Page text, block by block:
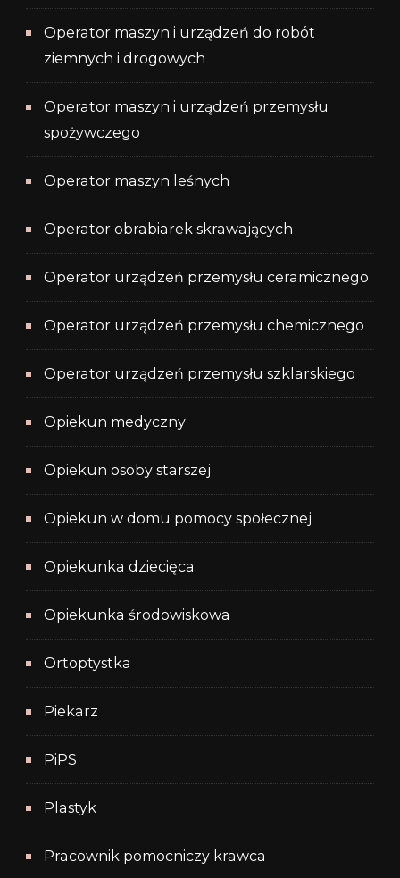
Operator maszyn i urządzeń do robót
ziemnych i drogowych
Operator maszyn i urządzeń przemysłu
spożywczego
Operator maszyn leśnych
Operator obrabiarek skrawających
Operator urządzeń przemysłu ceramicznego
Operator urządzeń przemysłu chemicznego
Operator urządzeń przemysłu szklarskiego
Opiekun medyczny
Opiekun osoby starszej
Opiekun w domu pomocy społecznej
Opiekunka dziecięca
Opiekunka środowiskowa
Ortoptystka
Piekarz
PiPS
Plastyk
Pracownik pomocniczy krawca